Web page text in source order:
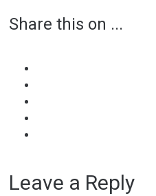
navigation
Share this on ...
Leave a Reply